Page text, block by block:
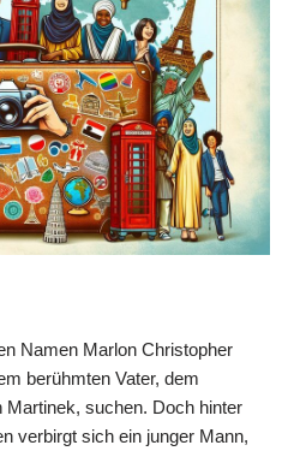
Namen Marlon Christopher
berühmten Vater, dem
suchen. Doch hinter
verbirgt sich ein junger Mann,